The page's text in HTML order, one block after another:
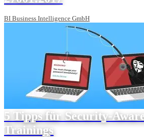
BI Business Intelligence GmbH
5 Tipps für Security-
Trainings